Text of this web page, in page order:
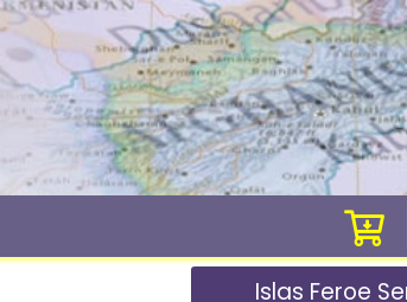
Islas Feroe